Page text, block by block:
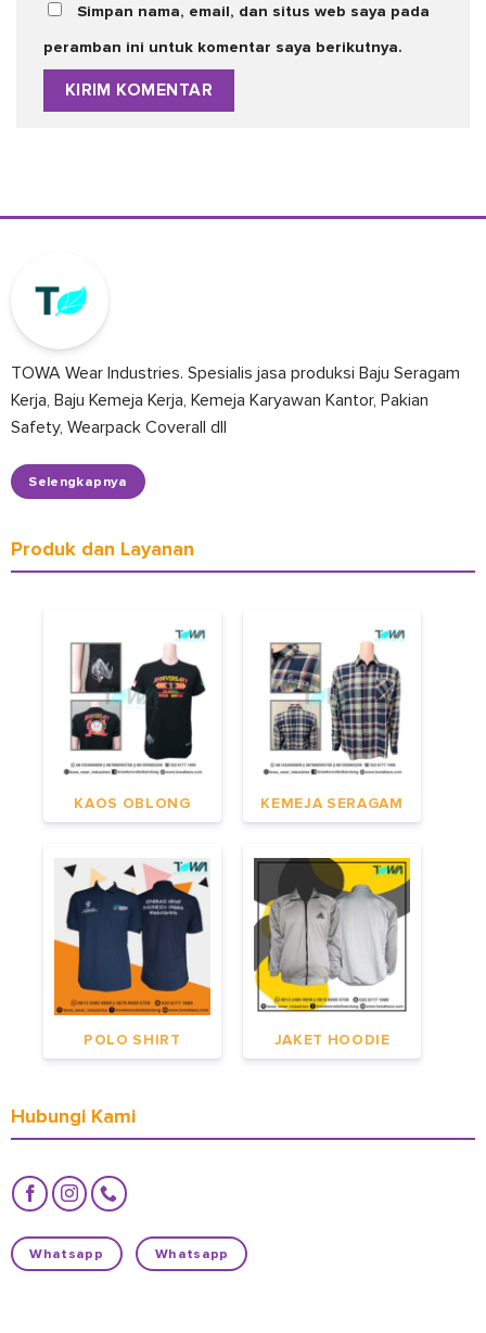
Simpan nama, email, dan situs web saya pada
peramban ini untuk komentar saya berikutnya.
TOWA Wear Industries. Spesialis jasa produksi Baju Seragam
Kerja, Baju Kemeja Kerja, Kemeja Karyawan Kantor, Pakian
Safety, Wearpack Coverall dll
Selengkapnya
Produk dan Layanan
KAOS OBLONG KEMEJA SERAGAM
POLO SHIRT JAKET HOODIE
Hubungi Kami
Whatsapp Whatsapp